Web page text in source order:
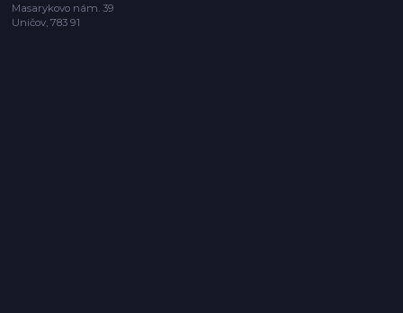
Masarykovo nám. 39
Uničov, 783 91